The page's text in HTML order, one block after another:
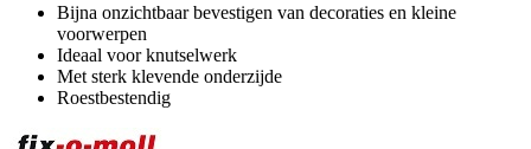
Bijna onzichtbaar bevestigen van decoraties en kleine
voorwerpen
Ideaal voor knutselwerk
Met sterk klevende onderzijde
Roestbestendig